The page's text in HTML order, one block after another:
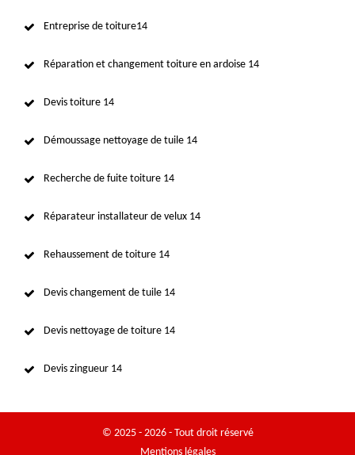
Entreprise de toiture14
Réparation et changement toiture en ardoise 14
Devis toiture 14
Démoussage nettoyage de tuile 14
Recherche de fuite toiture 14
Réparateur installateur de velux 14
Rehaussement de toiture 14
Devis changement de tuile 14
Devis nettoyage de toiture 14
Devis zingueur 14
© 2025 - 2026 - Tout droit réservé
Mentions légales